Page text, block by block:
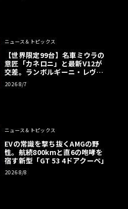
ニュース＆トピックス
【世界限定99台】名車ミウラの
意匠「カネロニ」と最新V12が
交差。ランボルギーニ・レヴエ
ルトに60周年記念車が登場
2026 8/7
ニュース＆トピックス
EVの常識を撃ち抜くAMGの野
性。航続800kmと直6の咆哮を
宿す新型「GT 53 4ドアクーペ」
2026 8/8